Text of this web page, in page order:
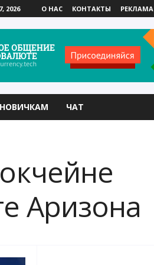
2026 О НАС КОНТАКТЫ РЕКЛАМА
НОВИЧКАМ ЧАТ
Аризона